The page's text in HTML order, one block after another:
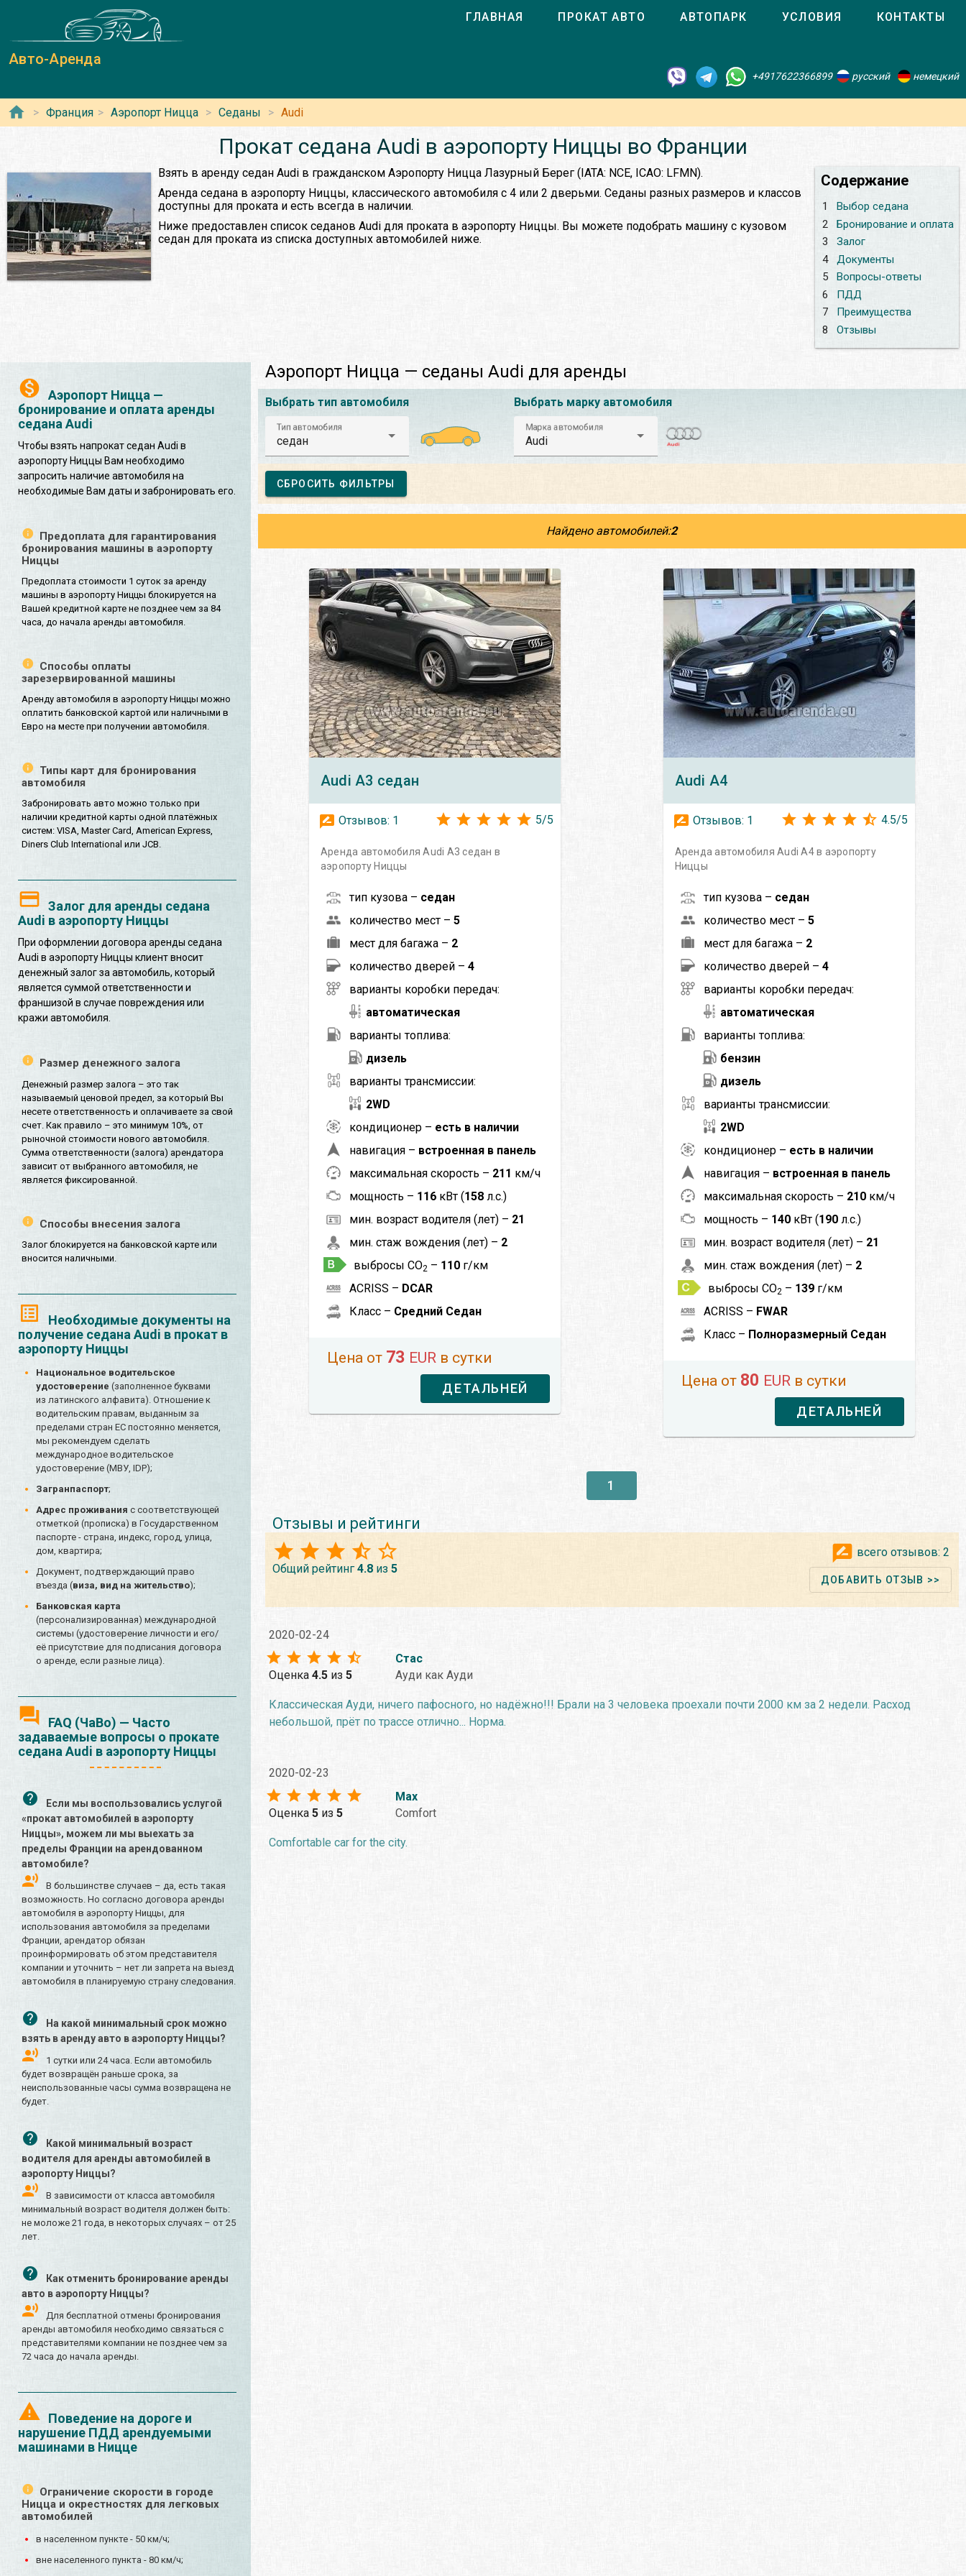
Авто-Аренда
ГЛАВНАЯ ПРОКАТ АВТО АВТОПАРК УСЛОВИЯ КОНТАКТЫ
+4917622366899 русский немецкий
Франция Аэропорт Ницца Седаны Audi
Прокат седана Audi в аэропорту Ниццы во Франции
Содержание
1
Выбор седана
2
Бронирование и оплата
3
Залог
4
Документы
5
Вопросы-ответы
6
ПДД
7
Преимущества
8
Отзывы
Взять в аренду седан Audi в гражданском Аэропорту Ницца Лазурный Берег (IATA: NCE, ICAO: LFMN).
Аренда седана в аэропорту Ниццы, классического автомобиля с 4 или 2 дверьми. Седаны разных размеров и классов
доступны для проката и есть всегда в наличии.
Ниже предоставлен список седанов Audi для проката в аэропорту Ниццы. Вы можете подобрать машину с кузовом
седан для проката из списка доступных автомобилей ниже.
Аэропорт Ницца —
бронирование и оплата аренды
седана Audi
Чтобы взять напрокат седан Audi в
аэропорту Ниццы Вам необходимо
запросить наличие автомобиля на
необходимые Вам даты и забронировать его.
Предоплата для гарантирования
бронирования машины в аэропорту
Ниццы
Предоплата стоимости 1 суток за аренду
машины в аэропорту Ниццы блокируется на
Вашей кредитной карте не позднее чем за 84
часа, до начала аренды автомобиля.
Способы оплаты
зарезервированной машины
Аренду автомобиля в аэропорту Ниццы можно
оплатить банковской картой или наличными в
Евро на месте при получении автомобиля.
Типы карт для бронирования
автомобиля
Забронировать авто можно только при
наличии кредитной карты одной платёжных
систем: VISA, Master Card, American Express,
Diners Club International или JCB.
Залог для аренды седана
Audi в аэропорту Ниццы
При оформлении договора аренды седана
Audi в аэропорту Ниццы клиент вносит
денежный залог за автомобиль, который
является суммой ответственности и
франшизой в случае повреждения или
кражи автомобиля.
Размер денежного залога
Денежный размер залога – это так
называемый ценовой предел, за который Вы
несете ответственность и оплачиваете за свой
счет. Как правило – это минимум 10%, от
рыночной стоимости нового автомобиля.
Сумма ответственности (залога) арендатора
зависит от выбранного автомобиля, не
является фиксированной.
Способы внесения залога
Залог блокируется на банковской карте или
вносится наличными.
Необходимые документы на
получение седана Audi в прокат в
аэропорту Ниццы
Национальное водительское
удостоверение (заполненное буквами
из латинского алфавита). Отношение к
водительским правам, выданным за
пределами стран ЕС постоянно меняется,
мы рекомендуем сделать
международное водительское
удостоверение (МВУ, IDP);
Загранпаспорт;
Адрес проживания с соответствующей
отметкой (прописка) в Государственном
паспорте - страна, индекс, город, улица,
дом, квартира;
Документ, подтверждающий право
въезда (виза, вид на жительство);
Банковская карта
(персонализированная) международной
системы (удостоверение личности и его/
её присутствие для подписания договора
о аренде, если разные лица).
FAQ (ЧаВо) — Часто
задаваемые вопросы о прокате
седана Audi в аэропорту Ниццы
Если мы воспользовались услугой
«прокат автомобилей в аэропорту
Ниццы», можем ли мы выехать за
пределы Франции на арендованном
автомобиле?
В большинстве случаев – да, есть такая
возможность. Но согласно договора аренды
автомобиля в аэропорту Ниццы, для
использования автомобиля за пределами
Франции, арендатор обязан
проинформировать об этом представителя
компании и уточнить – нет ли запрета на выезд
автомобиля в планируемую страну следования.
На какой минимальный срок можно
взять в аренду авто в аэропорту Ниццы?
1 сутки или 24 часа. Если автомобиль
будет возвращён раньше срока, за
неиспользованные часы сумма возвращена не
будет.
Какой минимальный возраст
водителя для аренды автомобилей в
аэропорту Ниццы?
В зависимости от класса автомобиля
минимальный возраст водителя должен быть:
не моложе 21 года, в некоторых случаях – от 25
лет.
Как отменить бронирование аренды
авто в аэропорту Ниццы?
Для бесплатной отмены бронирования
аренды автомобиля необходимо связаться с
представителями компании не позднее чем за
72 часа до начала аренды.
Поведение на дороге и
нарушение ПДД арендуемыми
машинами в Ницце
Ограничение скорости в городе
Ницца и окрестностях для легковых
автомобилей
в населенном пункте - 50 км/ч;
вне населенного пункта - 80 км/ч;
Аэропорт Ницца — седаны Audi для аренды
Выбрать тип автомобиля
Тип автомобиля
седан
Выбрать марку автомобиля
Марка автомобиля
Audi
СБРОСИТЬ ФИЛЬТРЫ
Найдено автомобилей:2
Audi A3 седан
Отзывов: 1 5/5
Аренда автомобиля Audi A3 седан в
аэропорту Ниццы
тип кузова – седан
количество мест – 5
мест для багажа – 2
количество дверей – 4
варианты коробки передач:
автоматическая
варианты топлива:
дизель
варианты трансмиссии:
2WD
кондиционер – есть в наличии
навигация – встроенная в панель
максимальная скорость – 211 км/ч
мощность – 116 кВт (158л.с.)
мин. возраст водителя (лет) – 21
мин. стаж вождения (лет) – 2
выбросы CO2 – 110 г/км
ACRISS – DCAR
Класс – Средний Седан
Цена от 73 EUR в сутки
ДЕТАЛЬНЕЙ
Audi A4
Отзывов: 1 4.5/5
Аренда автомобиля Audi A4 в аэропорту
Ниццы
тип кузова – седан
количество мест – 5
мест для багажа – 2
количество дверей – 4
варианты коробки передач:
автоматическая
варианты топлива:
бензин
дизель
варианты трансмиссии:
2WD
кондиционер – есть в наличии
навигация – встроенная в панель
максимальная скорость – 210 км/ч
мощность – 140 кВт (190л.с.)
мин. возраст водителя (лет) – 21
мин. стаж вождения (лет) – 2
выбросы CO2 – 139 г/км
ACRISS – FWAR
Класс – Полноразмерный Седан
Цена от 80 EUR в сутки
ДЕТАЛЬНЕЙ
1
Отзывы и рейтинги
Общий рейтинг 4.8из 5
всего отзывов: 2
ДОБАВИТЬ ОТЗЫВ >>
2020-02-24
Оценка 4.5из 5
Стас
Ауди как Ауди
Классическая Ауди, ничего пафосного, но надёжно!!! Брали на 3 человека проехали почти 2000 км за 2 недели. Расход
небольшой, прёт по трассе отлично... Норма.
2020-02-23
Оценка 5из 5
Max
Comfort
Comfortable car for the city.